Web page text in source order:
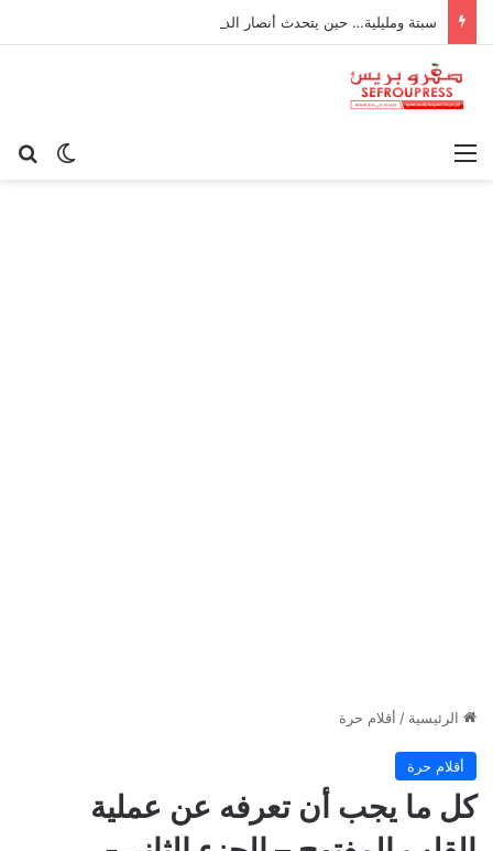
سبتة ومليلية… حين يتحدث أنصار الديمقراطية بلسان الاستعمار
الوضع القائمة
الرئيسية / أقلام حرة
أقلام حرة
كل ما يجب أن تعرفه عن عملية